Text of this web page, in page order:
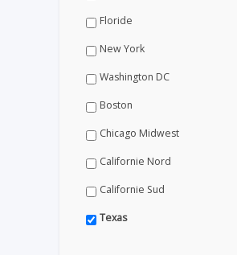
Floride
New York
Washington DC
Boston
Chicago Midwest
Californie Nord
Californie Sud
Texas